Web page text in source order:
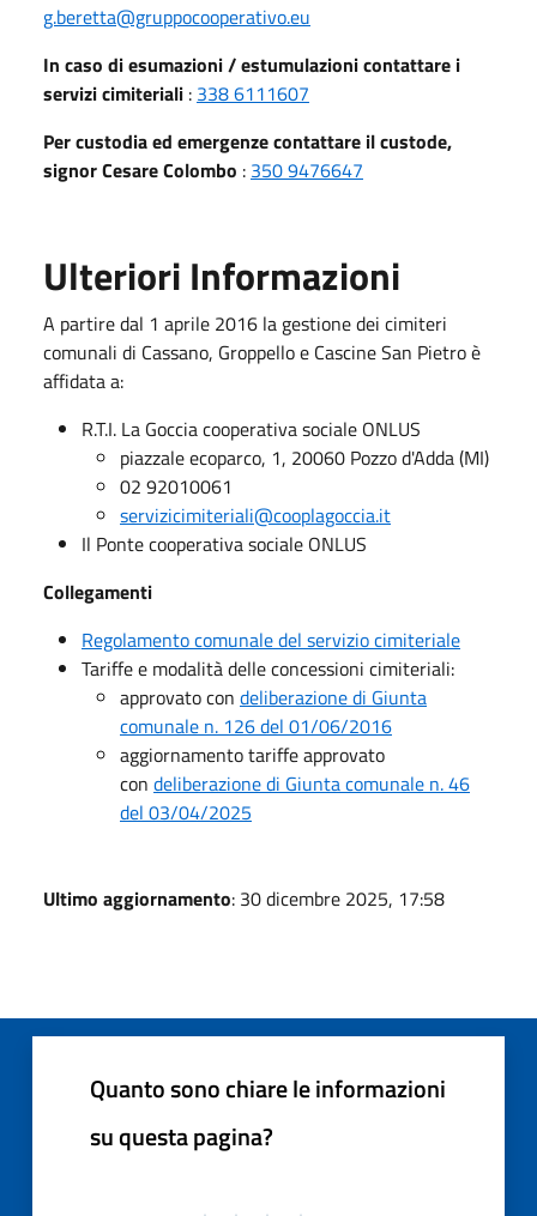
g.beretta@gruppocooperativo.eu
In caso di esumazioni / estumulazioni contattare i
servizi cimiteriali : 338 6111607
Per custodia ed emergenze contattare il custode,
signor Cesare Colombo : 350 9476647
Ulteriori Informazioni
A partire dal 1 aprile 2016 la gestione dei cimiteri
comunali di Cassano, Groppello e Cascine San Pietro è
affidata a:
R.T.I. La Goccia cooperativa sociale ONLUS
piazzale ecoparco, 1, 20060 Pozzo d'Adda (MI)
02 92010061
servizicimiteriali@cooplagoccia.it
Il Ponte cooperativa sociale ONLUS
Collegamenti
Regolamento comunale del servizio cimiteriale
Tariffe e modalità delle concessioni cimiteriali:
approvato con deliberazione di Giunta
comunale n. 126 del 01/06/2016
aggiornamento tariffe approvato
con deliberazione di Giunta comunale n. 46
del 03/04/2025
Ultimo aggiornamento: 30 dicembre 2025, 17:58
Quanto sono chiare le informazioni
su questa pagina?